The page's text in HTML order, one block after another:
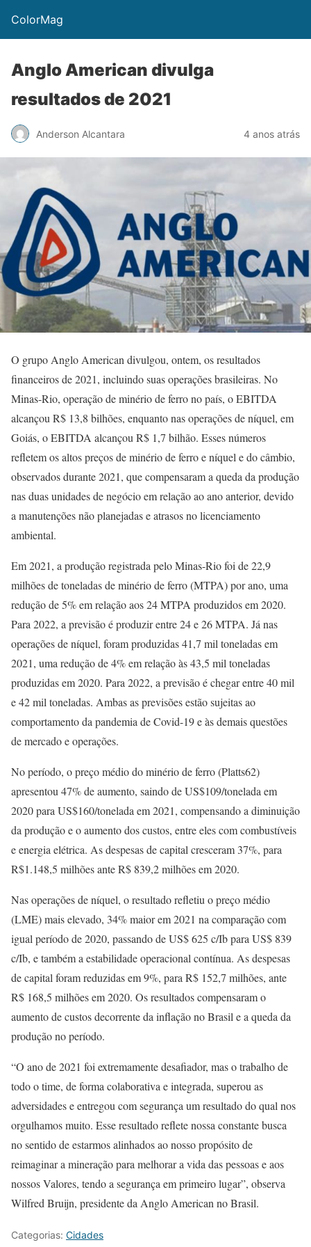
ColorMag
Anglo American divulga
resultados de 2021
Anderson Alcantara 4 anos atrás
O grupo Anglo American divulgou, ontem, os resultados
financeiros de 2021, incluindo suas operações brasileiras. No
Minas-Rio, operação de minério de ferro no país, o EBITDA
alcançou R$ 13,8 bilhões, enquanto nas operações de níquel, em
Goiás, o EBITDA alcançou R$ 1,7 bilhão. Esses números
refletem os altos preços de minério de ferro e níquel e do câmbio,
observados durante 2021, que compensaram a queda da produção
nas duas unidades de negócio em relação ao ano anterior, devido
a manutenções não planejadas e atrasos no licenciamento
ambiental.
Em 2021, a produção registrada pelo Minas-Rio foi de 22,9
milhões de toneladas de minério de ferro (MTPA) por ano, uma
redução de 5% em relação aos 24 MTPA produzidos em 2020.
Para 2022, a previsão é produzir entre 24 e 26 MTPA. Já nas
operações de níquel, foram produzidas 41,7 mil toneladas em
2021, uma redução de 4% em relação às 43,5 mil toneladas
produzidas em 2020. Para 2022, a previsão é chegar entre 40 mil
e 42 mil toneladas. Ambas as previsões estão sujeitas ao
comportamento da pandemia de Covid-19 e às demais questões
de mercado e operações.
No período, o preço médio do minério de ferro (Platts62)
apresentou 47% de aumento, saindo de US$109/tonelada em
2020 para US$160/tonelada em 2021, compensando a diminuição
da produção e o aumento dos custos, entre eles com combustíveis
e energia elétrica. As despesas de capital cresceram 37%, para
R$1.148,5 milhões ante R$ 839,2 milhões em 2020.
Nas operações de níquel, o resultado refletiu o preço médio
(LME) mais elevado, 34% maior em 2021 na comparação com
igual período de 2020, passando de US$ 625 c/Ib para US$ 839
c/Ib, e também a estabilidade operacional contínua. As despesas
de capital foram reduzidas em 9%, para R$ 152,7 milhões, ante
R$ 168,5 milhões em 2020. Os resultados compensaram o
aumento de custos decorrente da inflação no Brasil e a queda da
produção no período.
“O ano de 2021 foi extremamente desafiador, mas o trabalho de
todo o time, de forma colaborativa e integrada, superou as
adversidades e entregou com segurança um resultado do qual nos
orgulhamos muito. Esse resultado reflete nossa constante busca
no sentido de estarmos alinhados ao nosso propósito de
reimaginar a mineração para melhorar a vida das pessoas e aos
nossos Valores, tendo a segurança em primeiro lugar”, observa
Wilfred Bruijn, presidente da Anglo American no Brasil.
Categorias: Cidades